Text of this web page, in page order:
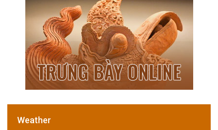
Weather